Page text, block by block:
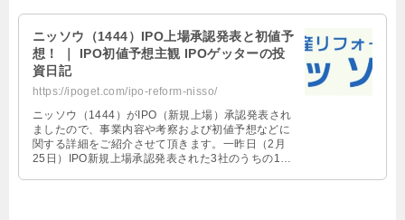
ニッソウ（1444）IPO上場承認発表と初値予
想！ ｜ IPO初値予想主観 IPOゲッターの投
資日記
https://ipoget.com/ipo-reform-nisso/
ニッソウ（1444）がIPO（新規上場）承認発表され
ましたので、事業内容や考察および初値予想などに
関する詳細をご紹介させて頂きます。一昨日（2月
25日）IPO新規上場承認発表された3社のうちの1社